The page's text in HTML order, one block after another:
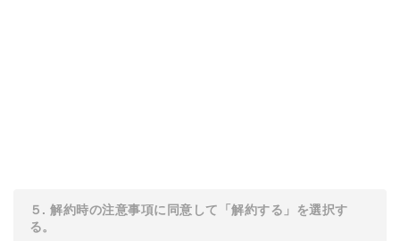
５. 解約時の注意事項に同意して「解約する」を選択す
る。